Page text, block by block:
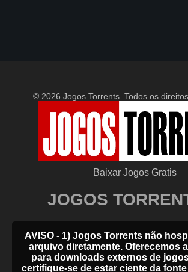
© 2026 Jogos Torrents. Todos os
Baixar Jogos Gratis
JOGOS
AVISO - 1) Jogos Torrents não
arquivo diretamente. Oferecemos
para downloads externos de
certifique-se de estar ciente da